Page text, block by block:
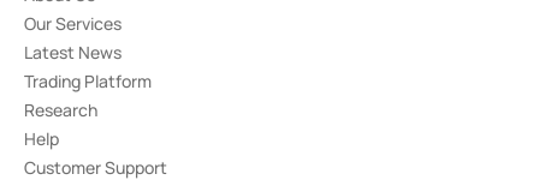
Our Services
Latest News
Trading Platform
Research
Help
Customer Support